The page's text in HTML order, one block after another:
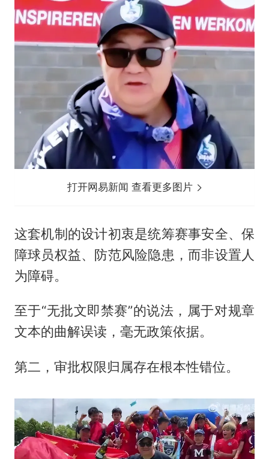
打开网易新闻 查看更多图片
这套机制的设计初衷是统筹赛事安全、保
障球员权益、防范风险隐患，而非设置人
为障碍。
至于“无批文即禁赛”的说法，属于对规章
文本的曲解误读，毫无政策依据。
第二，审批权限归属存在根本性错位。